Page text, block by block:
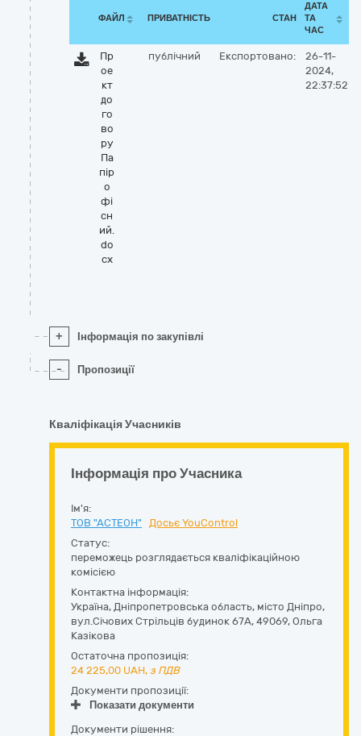
ФАЙЛ ПРИВАТНІСТЬ СТАН
ДАТА
ТА
ЧАС
Пр
ое
кт
до
го
во
ру
Па
пір
о
фі
сн
ий.
do
cx
публічний Експортовано:
26-11-
2024,
22:37:52
+ Інформація по закупівлі
- Пропозиції
Кваліфікація Учасників
Інформація про Учасника
Ім'я:
ТОВ "АСТЕОН"
Досьє YouControl
Статус:
переможець розглядається кваліфікаційною
комісією
Контактна інформація:
Україна, Дніпропетровська область, місто Дніпро,
вул.Січових Стрільців будинок 67А, 49069, Ольга
Казікова
Остаточна пропозиція:
24 225,00 UAH, з ПДВ
Документи пропозиції:
Показати документи
Документи рішення: